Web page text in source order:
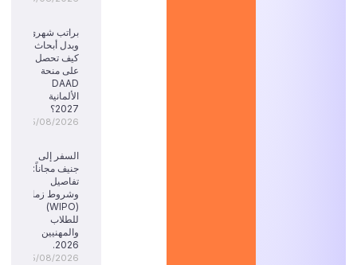
براتب شهري
وبدل أبحاث:
كيف تحصل
على منحة
DAAD
الألمانية
2027؟
05/08/2026
السفر إلى
جنيف مجاناً:
تفاصيل
وشروط زمالة
(WIPO)
للطلاب
والمهنيين
2026.
05/08/2026